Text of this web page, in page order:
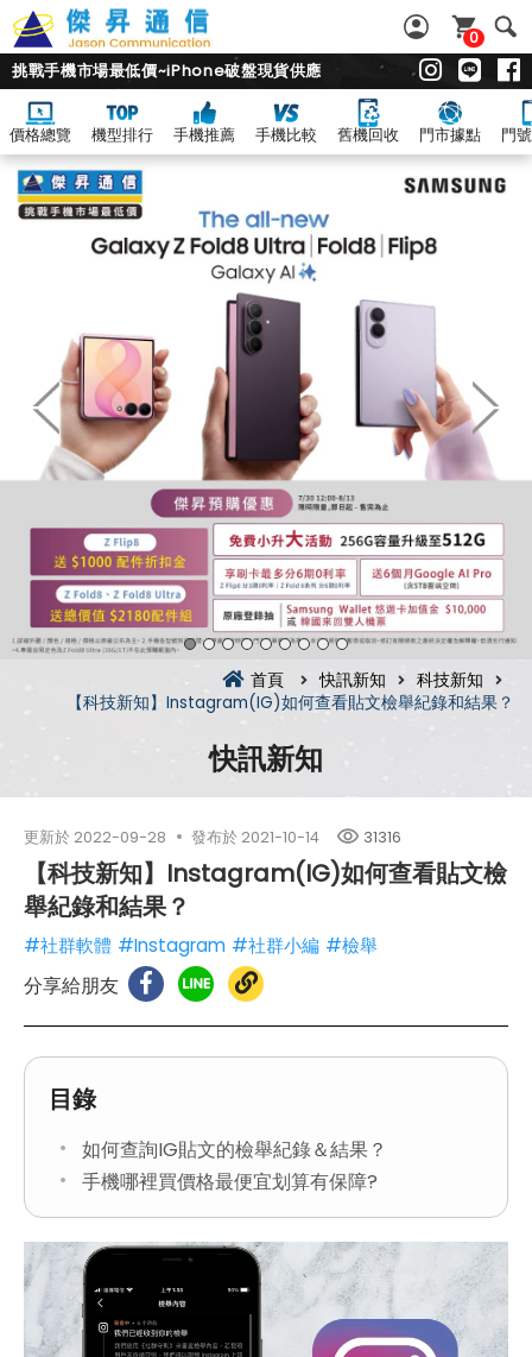
0
挑戰手機市場最低價~iPhone破盤現貨供應
價格總覽 機型排行 手機推薦 手機比較 舊機回收 門市據點 門
首頁 快訊新知
科技新知
【科技新知】Instagram(IG)如何查看貼文檢舉紀錄和結果？
快訊新知
更新於 2022-09-28 發布於 2021-10-14 31316
【科技新知】Instagram(IG)如何查看貼文檢
舉紀錄和結果？
#社群軟體 #Instagram #社群小編 #檢舉
分享給朋友
目錄
如何查詢IG貼文的檢舉紀錄＆結果？
手機哪裡買價格最便宜划算有保障?